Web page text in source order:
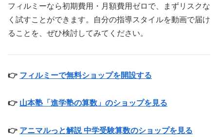
フィルミーなら初期費用・月額費用ゼロで、まずリスクな
く試すことができます。自分の指導スタイルを動画で届け
ることを、ぜひ検討してみてください。
👉 フィルミーで無料ショップを開設する
👉 山本塾「進学塾の算数」のショップを見る
👉 アニマルっと解説 中学受験算数のショップを見る